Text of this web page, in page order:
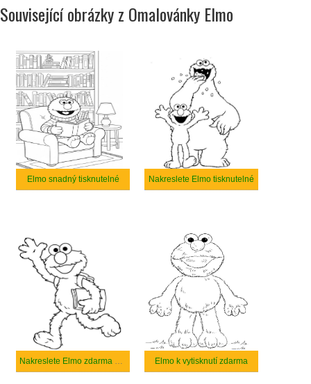
Související obrázky z Omalovánky Elmo
Elmo snadný tisknutelné Nakreslete Elmo tisknutelné
Nakreslete Elmo zdarma prostý tisknutelné Elmo k vytisknutí zdarma